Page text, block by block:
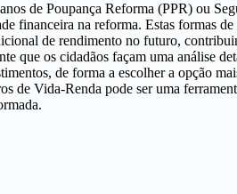
de Poupança Reforma (PPR) ou
financeira na reforma. Estas formas
de rendimento no futuro,
que os cidadãos façam uma análise
de forma a escolher a opção
de Vida-Renda pode ser uma